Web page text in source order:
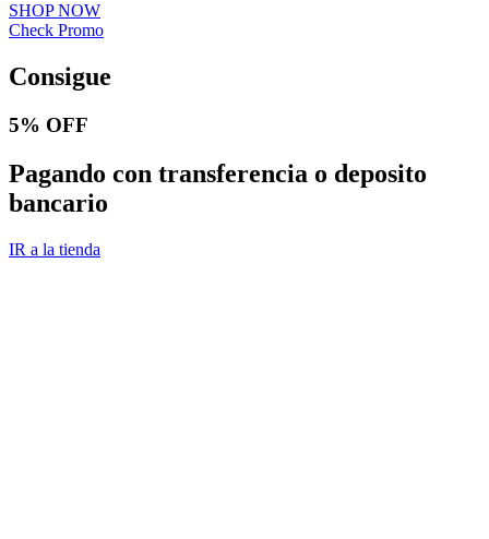
SHOP NOW
Check Promo
Consigue
5% OFF
Pagando con transferencia o deposito
bancario
IR a la tienda